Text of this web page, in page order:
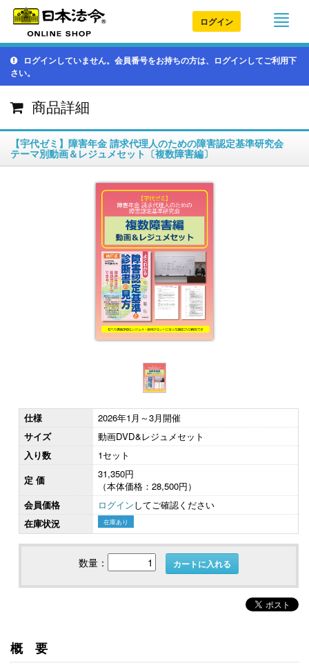
ログイン
ログインしていません。会員番号をお持ちの方は、ログインしてご利用下
さい。
商品詳細
【宇代ゼミ】障害年金 請求代理人のための障害認定基準研究会
テーマ別動画＆レジュメセット〔複数障害編〕
仕様
2026年1月～3月開催
サイズ
動画DVD&レジュメセット
入り数
1セット
定 価
31,350円
（本体価格：28,500円）
会員価格
ログインしてご確認ください
在庫状況
在庫あり
数量： カートに入れる
概要